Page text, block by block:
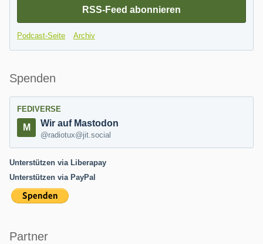
RSS-Feed abonnieren
Podcast-Seite Archiv
Spenden
FEDIVERSE
Wir auf Mastodon
@radiotux@jit.social
Unterstützen via Liberapay
Unterstützen via PayPal
Partner